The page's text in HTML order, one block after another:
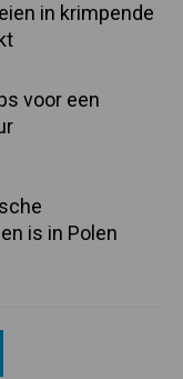
in krimpende
voor een
is in Polen